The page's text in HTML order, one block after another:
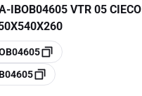
-IBOB04605 VTR 05 CIECO